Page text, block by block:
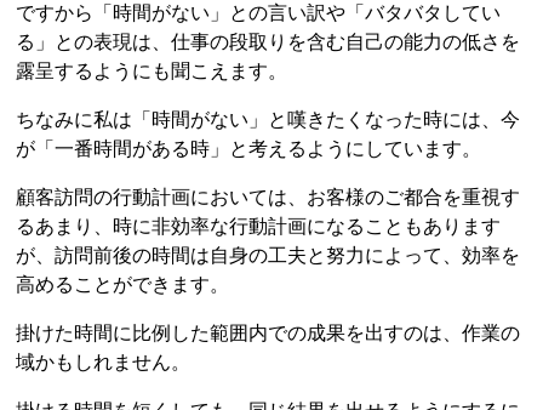
ですから「時間がない」との言い訳や「バタバタしてい
る」との表現は、仕事の段取りを含む自己の能力の低さを
露呈するようにも聞こえます。
ちなみに私は「時間がない」と嘆きたくなった時には、今
が「一番時間がある時」と考えるようにしています。
顧客訪問の行動計画においては、お客様のご都合を重視す
るあまり、時に非効率な行動計画になることもあります
が、訪問前後の時間は自身の工夫と努力によって、効率を
高めることができます。
掛けた時間に比例した範囲内での成果を出すのは、作業の
域かもしれません。